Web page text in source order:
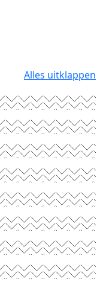
Alles uitklappen